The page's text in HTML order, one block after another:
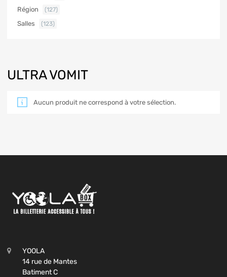
ULTRA VOMIT
Aucun produit ne correspond à votre sélection.
Région (127)
Salles (123)
YOOLA
14 rue de Mantes
Batiment C